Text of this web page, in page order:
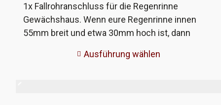
1x Fallrohranschluss für die Regenrinne
Gewächshaus. Wenn eure Regenrinne innen
55mm breit und etwa 30mm hoch ist, dann
kann wahlweise für PE-Schlauch oder HT-Rohr
Ausführung wählen